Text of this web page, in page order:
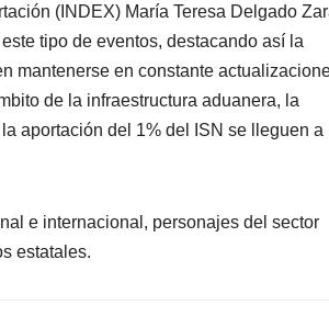
(INDEX) María Teresa Delgado
tipo de eventos, destacando así la
mantenerse en constante
de la infraestructura aduanera, la
aportación del 1% del ISN se lleguen a
e internacional, personajes del sector
estatales.